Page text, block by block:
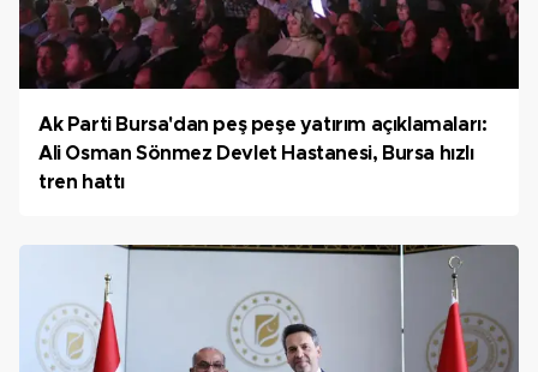
Ak Parti Bursa'dan peş peşe yatırım açıklamaları:
Ali Osman Sönmez Devlet Hastanesi, Bursa hızlı
tren hattı